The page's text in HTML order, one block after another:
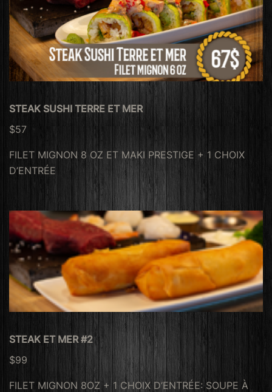
STEAK SUSHI TERRE ET MER
$57
FILET MIGNON 8 OZ ET MAKI PRESTIGE + 1 CHOIX
D’ENTRÉE
STEAK ET MER #2
$99
FILET MIGNON 8OZ + 1 CHOIX D’ENTRÉE: SOUPE À